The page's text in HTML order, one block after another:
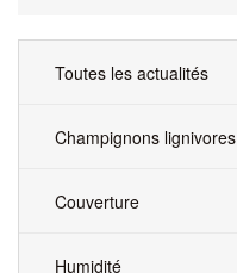
Toutes les actualités
Champignons lignivores
Couverture
Humidité